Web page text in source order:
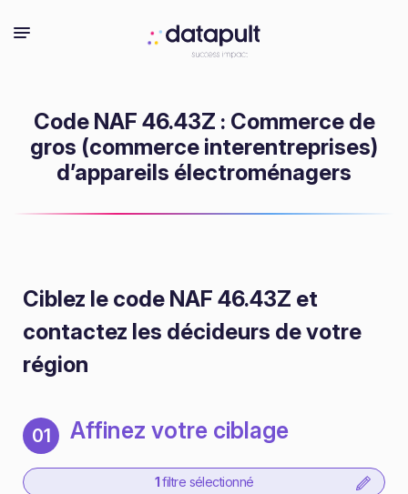
Code NAF 46.43Z : Commerce de
gros (commerce interentreprises)
d’appareils électroménagers
Ciblez le code NAF 46.43Z et
contactez les décideurs de votre
région
01 Affinez votre ciblage
1 filtre sélectionné